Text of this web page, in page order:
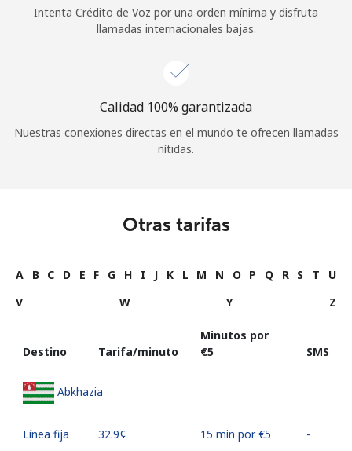
Intenta Crédito de Voz por una orden mínima y disfruta
llamadas internacionales bajas.
Calidad 100% garantizada
Nuestras conexiones directas en el mundo te ofrecen llamadas
nítidas.
Otras tarifas
A B C D E F G H I J K L M N O P Q R S T
U
V
W Y Z
Destino Tarifa/minuto
Minutos por
⁦€5⁩
SMS
Abkhazia
Línea fija ⁦32.9¢⁩ 15 min por ⁦€5⁩ -